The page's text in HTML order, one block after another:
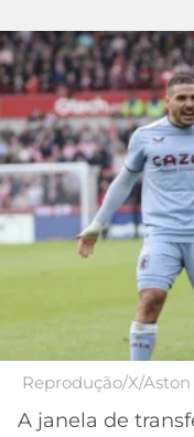
BETBOOM
CÓDIGO
DE
BET365
CÓDIGO
BETANO
MELHORES
APPS
DE
APOSTAS
SÃO
PAULO
SANTOS
FLAMENGO
SÉRIE
A
COPA
DO
BRASIL
PREMIER
LEAGUE
COPA
SUL-
ESPORTIVA
MERCADO
DA
BOLA
PALPITES
Reprodução/X/Aston
A janela de